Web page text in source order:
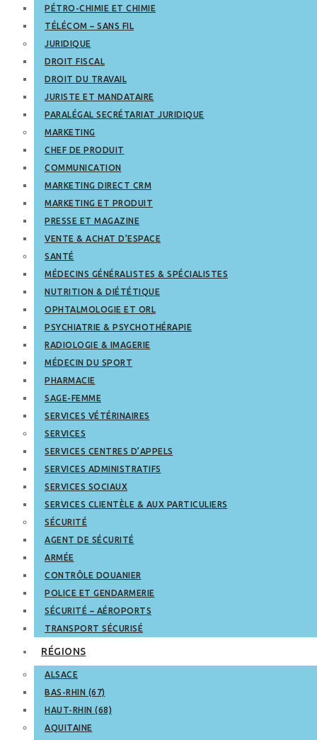
PÉTRO-CHIMIE ET CHIMIE
TÉLÉCOM – SANS FIL
JURIDIQUE
DROIT FISCAL
DROIT DU TRAVAIL
JURISTE ET MANDATAIRE
PARALÉGAL SECRÉTARIAT JURIDIQUE
MARKETING
CHEF DE PRODUIT
COMMUNICATION
MARKETING DIRECT CRM
MARKETING ET PRODUIT
PRESSE ET MAGAZINE
VENTE & ACHAT D’ESPACE
SANTÉ
MÉDECINS GÉNÉRALISTES & SPÉCIALISTES
NUTRITION & DIÉTÉTIQUE
OPHTALMOLOGIE ET ORL
PSYCHIATRIE & PSYCHOTHÉRAPIE
RADIOLOGIE & IMAGERIE
MÉDECIN DU SPORT
PHARMACIE
SAGE-FEMME
SERVICES VÉTÉRINAIRES
SERVICES
SERVICES CENTRES D’APPELS
SERVICES ADMINISTRATIFS
SERVICES SOCIAUX
SERVICES CLIENTÈLE & AUX PARTICULIERS
SÉCURITÉ
AGENT DE SÉCURITÉ
ARMÉE
CONTRÔLE DOUANIER
POLICE ET GENDARMERIE
SÉCURITÉ – AÉROPORTS
TRANSPORT SÉCURISÉ
RÉGIONS
ALSACE
BAS-RHIN (67)
HAUT-RHIN (68)
AQUITAINE